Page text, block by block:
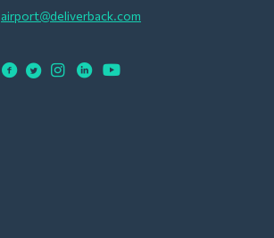
airport@deliverback.com